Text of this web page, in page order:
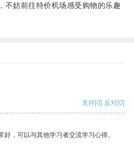
妨前往特价机场感受购物的乐趣
支持[0] 反对[0]
，可以与其他学习者交流学习心得。